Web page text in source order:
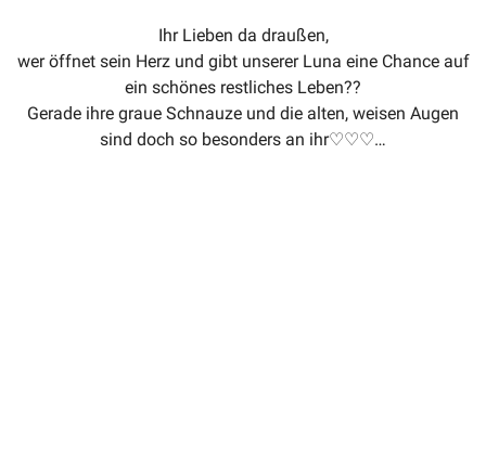
Ihr Lieben da draußen,
wer öffnet sein Herz und gibt unserer Luna eine Chance auf
ein schönes restliches Leben??
Gerade ihre graue Schnauze und die alten, weisen Augen
sind doch so besonders an ihr♡♡♡…